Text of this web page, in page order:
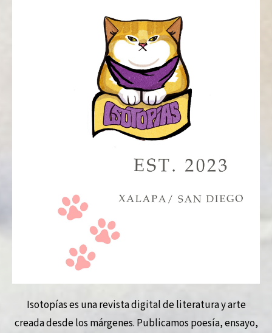
Isotopías es una revista digital de literatura y arte
creada desde los márgenes. Publicamos poesía, ensayo,